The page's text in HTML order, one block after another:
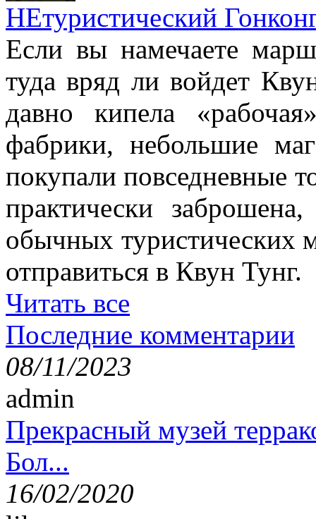
НЕтуристический
Если вы намечаете
туда вряд ли войдет
давно кипела
фабрики, небольшие
покупали повседневные
практически
обычных туристических
отправиться в Квун Тунг.
Читать все
Последние комментарии
08/11/2023
admin
Прекрасный музей
Бол...
16/02/2020